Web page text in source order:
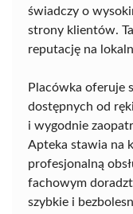
świadczy o
strony klientów.
reputację na
Placówka oferuje
dostępnych od
i wygodnie
Apteka stawia na
profesjonalną
fachowym
szybkie i